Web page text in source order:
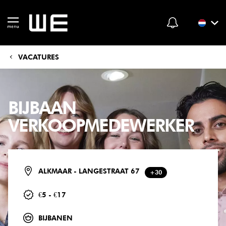
VACATURES
BIJBAAN
VERKOOPMEDEWERKER
ALKMAAR - LANGESTRAAT 67 +30
€5 - €17
BIJBANEN